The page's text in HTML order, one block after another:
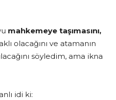
mahkemeye taşımasını,
olacağını ve atamanın
söyledim, ama ikna
idi ki: